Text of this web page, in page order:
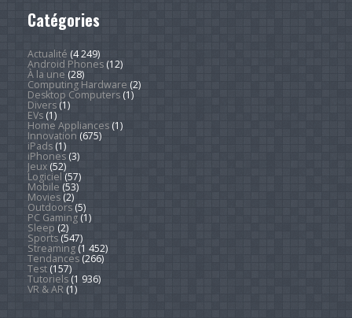
Catégories
Actualité (4 249)
Android Phones(12)
À la une (28)
Computing Hardware (2)
Desktop Computers(1)
Divers(1)
EVs(1)
Home Appliances(1)
Innovation (675)
iPads(1)
iPhones(3)
Jeux(52)
Logiciel (57)
Mobile (53)
Movies(2)
Outdoors(5)
PC Gaming(1)
Sleep (2)
Sports(547)
Streaming(1 452)
Tendances(266)
Test(157)
Tutoriels(1 936)
VR & AR(1)